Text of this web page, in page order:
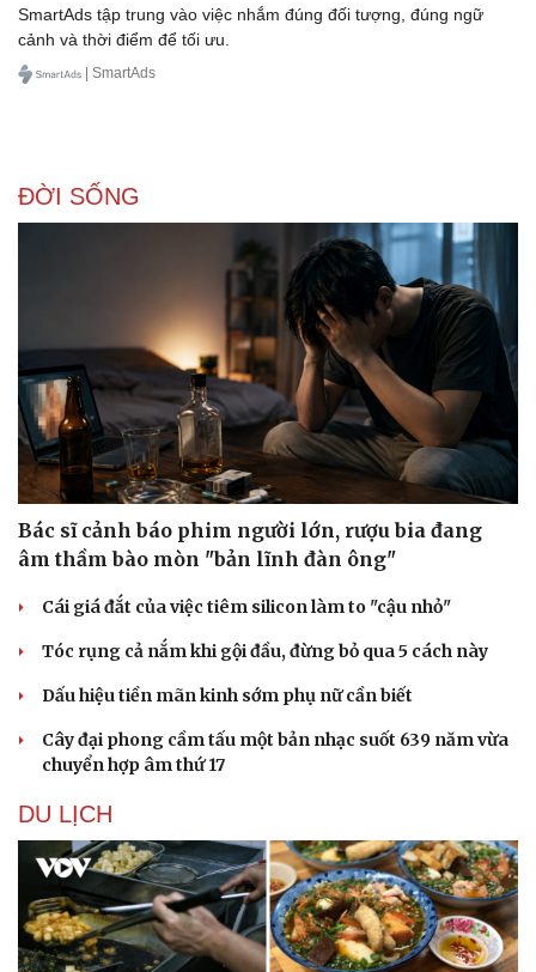
Nam khoa
Làm đẹp - giảm cân
Phòng mạch online
Ăn sạch sống khỏe
SmartAds tập trung vào việc nhắm đúng đối tượng, đúng ngữ
cảnh và thời điểm để tối ưu.
| SmartAds
ĐỜI SỐNG
Bác sĩ cảnh báo phim người lớn, rượu bia đang
âm thầm bào mòn "bản lĩnh đàn ông"
Cái giá đắt của việc tiêm silicon làm to "cậu nhỏ"
Tóc rụng cả nắm khi gội đầu, đừng bỏ qua 5 cách này
Dấu hiệu tiền mãn kinh sớm phụ nữ cần biết
Cây đại phong cầm tấu một bản nhạc suốt 639 năm vừa
chuyển hợp âm thứ 17
DU LỊCH